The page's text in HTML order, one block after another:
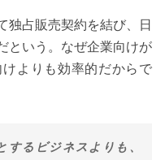
独占販売契約を結び、日
という。なぜ企業向けが
よりも効率的だからで
するビジネスよりも、